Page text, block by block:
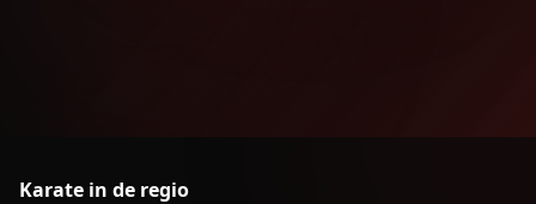
Karate in de regio